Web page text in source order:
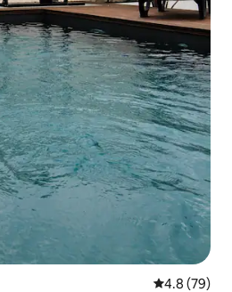
レビュー79
4.8 (79)